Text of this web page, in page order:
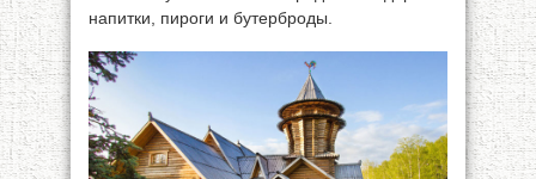
напитки, пироги и бутерброды.